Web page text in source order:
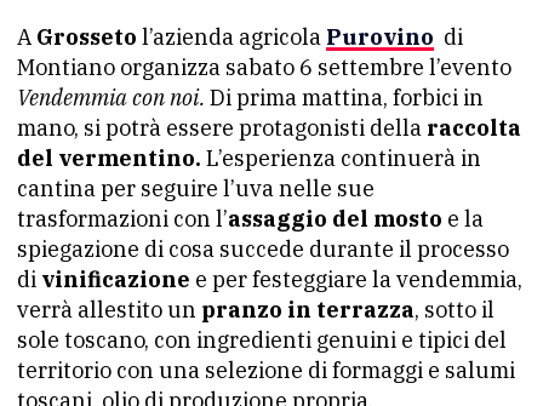
A Grosseto l’azienda agricola Purovino di
Montiano organizza sabato 6 settembre l’evento
Vendemmia con noi. Di prima mattina, forbici in
mano, si potrà essere protagonisti della raccolta
del vermentino. L’esperienza continuerà in
cantina per seguire l’uva nelle sue
trasformazioni con l’assaggio del mosto e la
spiegazione di cosa succede durante il processo
di vinificazione e per festeggiare la vendemmia,
verrà allestito un pranzo in terrazza, sotto il
sole toscano, con ingredienti genuini e tipici del
territorio con una selezione di formaggi e salumi
toscani, olio di produzione propria.